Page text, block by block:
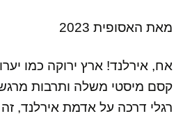
מאת האסופית 2023
אח, אירלנד! ארץ ירוקה כמו
קסם מיסטי משלה ותרבות
רגלי דרכה על אדמת אירלנד,